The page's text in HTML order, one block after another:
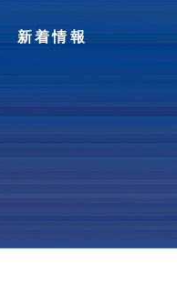
新着情報